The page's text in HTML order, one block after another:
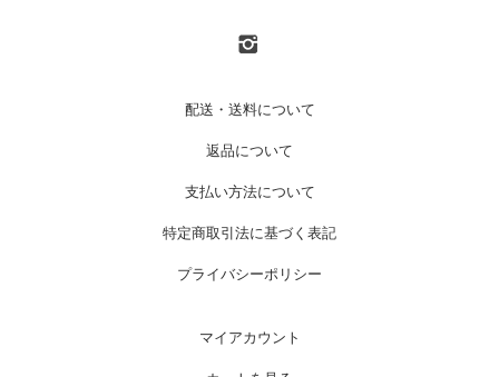
配送・送料について
返品について
支払い方法について
特定商取引法に基づく表記
プライバシーポリシー
マイアカウント